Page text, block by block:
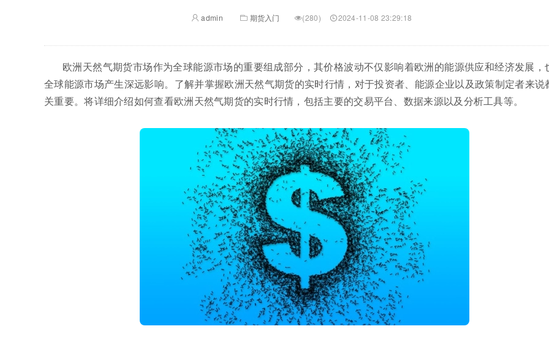
admin 期货入门 (280) 2024-11-08 23:29:18
欧洲天然气期货市场作为全球能源市场的重要组成部分，其价格波动不仅影响着欧洲的能源供应和经济发展，
全球能源市场产生深远影响。了解并掌握欧洲天然气期货的实时行情，对于投资者、能源企业以及政策制定者来说
关重要。将详细介绍如何查看欧洲天然气期货的实时行情，包括主要的交易平台、数据来源以及分析工具等。